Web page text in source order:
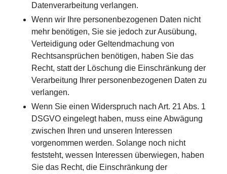
Datenverarbeitung verlangen.
Wenn wir Ihre personenbezogenen Daten nicht
mehr benötigen, Sie sie jedoch zur Ausübung,
Verteidigung oder Geltendmachung von
Rechtsansprüchen benötigen, haben Sie das
Recht, statt der Löschung die Einschränkung der
Verarbeitung Ihrer personenbezogenen Daten zu
verlangen.
Wenn Sie einen Widerspruch nach Art. 21 Abs. 1
DSGVO eingelegt haben, muss eine Abwägung
zwischen Ihren und unseren Interessen
vorgenommen werden. Solange noch nicht
feststeht, wessen Interessen überwiegen, haben
Sie das Recht, die Einschränkung der